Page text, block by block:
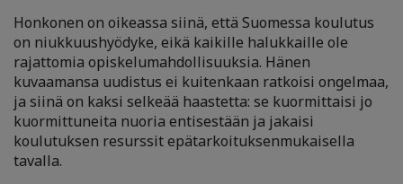
Honkonen on oikeassa siinä, että Suomessa koulutus
on niukkuushyödyke, eikä kaikille halukkaille ole
rajattomia opiskelumahdollisuuksia. Hänen
kuvaamansa uudistus ei kuitenkaan ratkoisi ongelmaa,
ja siinä on kaksi selkeää haastetta: se kuormittaisi jo
kuormittuneita nuoria entisestään ja jakaisi
koulutuksen resurssit epätarkoituksenmukaisella
tavalla.